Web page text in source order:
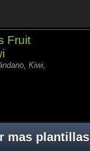
Fruit
Kiwi,
mas plantillas